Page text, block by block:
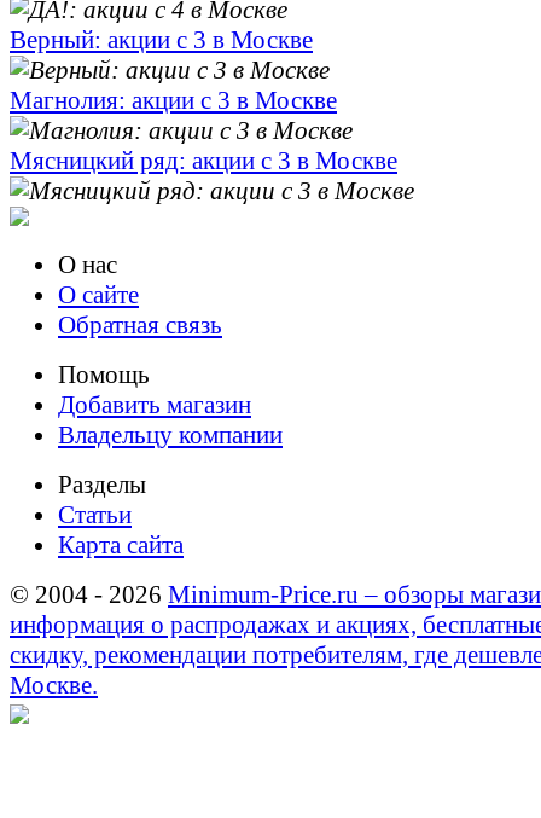
Верный: акции с 3 в Москве
Магнолия: акции с 3 в Москве
Мясницкий ряд: акции с 3 в Москве
О нас
О сайте
Обратная связь
Помощь
Добавить магазин
Владельцу компании
Разделы
Статьи
Карта сайта
© 2004 - 2026 Minimum-Price.ru – обзоры
информация о распродажах и акциях,
скидку, рекомендации потребителям, где
Москве.